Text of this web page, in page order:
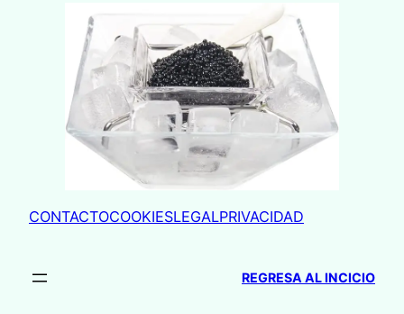
CONTACTOCOOKIESLEGALPRIVACIDAD
REGRESA AL INCICIO